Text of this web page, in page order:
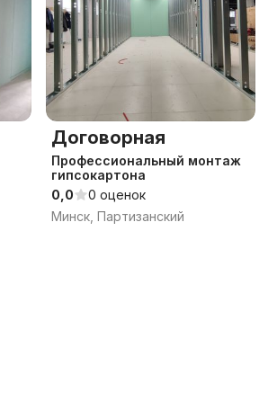
Договорная
Профессиональный монтаж
гипсокартона
0,0
0 оценок
Минск, Партизанский